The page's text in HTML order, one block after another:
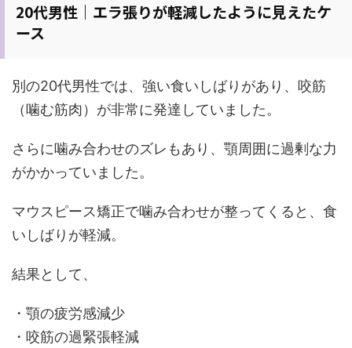
20代男性｜エラ張りが軽減したように見えたケ
ース
別の20代男性では、強い食いしばりがあり、咬筋
（噛む筋肉）が非常に発達していました。
さらに噛み合わせのズレもあり、顎周囲に過剰な力
がかかっていました。
マウスピース矯正で噛み合わせが整ってくると、食
いしばりが軽減。
結果として、
・顎の疲労感減少
・咬筋の過緊張軽減